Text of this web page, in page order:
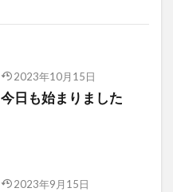
2023年10月15日
今日も始まりました
2023年9月15日